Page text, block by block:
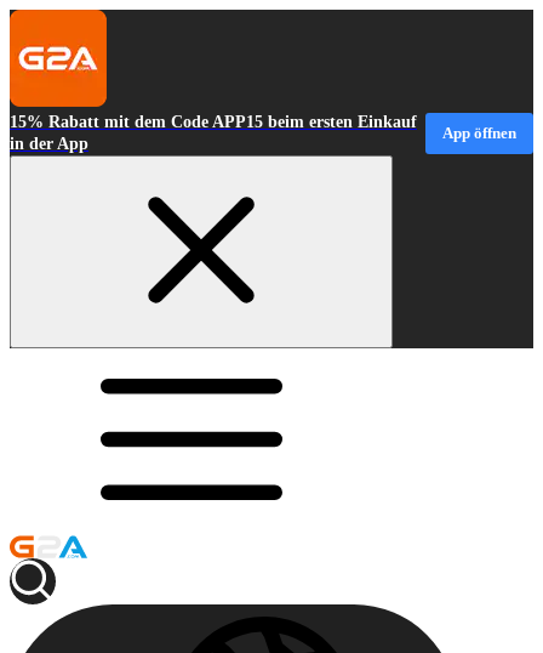
15% Rabatt mit dem Code APP15 beim ersten Einkauf
in der App
App öffnen